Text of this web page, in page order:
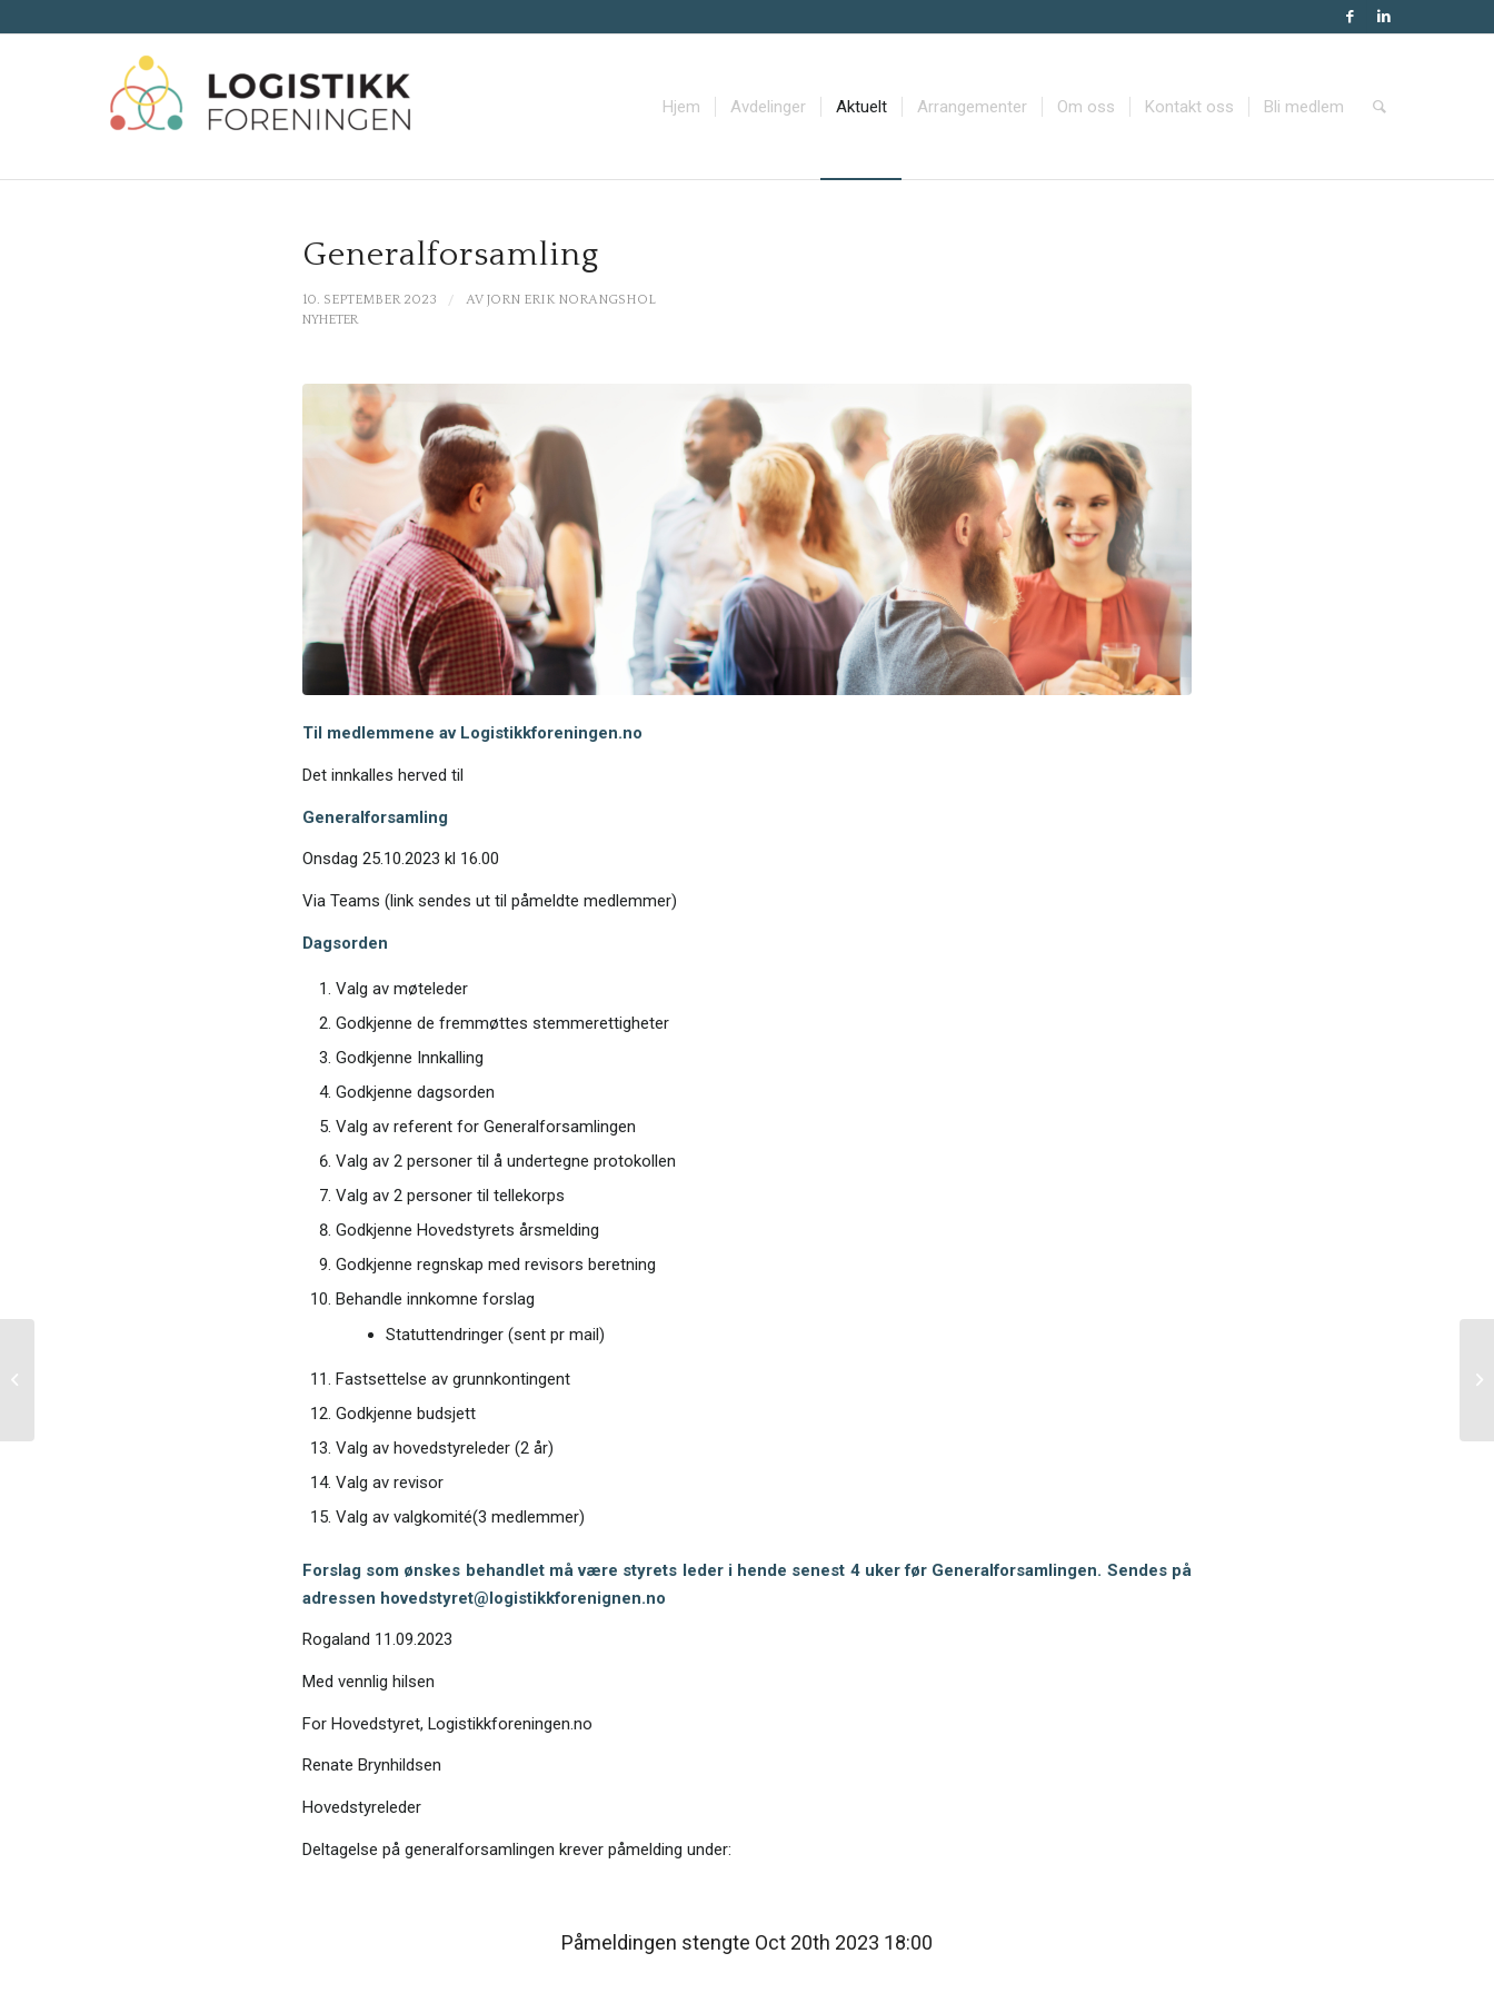
Hjem Avdelinger Aktuelt Arrangementer Om oss Kontakt oss Bli medlem
Generalforsamling
10. SEPTEMBER 2023 / AV JORN ERIK NORANGSHOL
NYHETER
Til medlemmene av Logistikkforeningen.no
Det innkalles herved til
Generalforsamling
Onsdag 25.10.2023 kl 16.00
Via Teams (link sendes ut til påmeldte medlemmer)
Dagsorden
Valg av møteleder
Godkjenne de fremmøttes stemmerettigheter
Godkjenne Innkalling
Godkjenne dagsorden
Valg av referent for Generalforsamlingen
Valg av 2 personer til å undertegne protokollen
Valg av 2 personer til tellekorps
Godkjenne Hovedstyrets årsmelding
Godkjenne regnskap med revisors beretning
Behandle innkomne forslag
Statuttendringer (sent pr mail)
Fastsettelse av grunnkontingent
Godkjenne budsjett
Valg av hovedstyreleder (2 år)
Valg av revisor
Valg av valgkomité(3 medlemmer)
Forslag som ønskes behandlet må være styrets leder i hende senest 4 uker før Generalforsamlingen. Sendes på
adressen hovedstyret@logistikkforenignen.no
Rogaland 11.09.2023
Med vennlig hilsen
For Hovedstyret, Logistikkforeningen.no
Renate Brynhildsen
Hovedstyreleder
Deltagelse på generalforsamlingen krever påmelding under:
Påmeldingen stengte Oct 20th 2023 18:00